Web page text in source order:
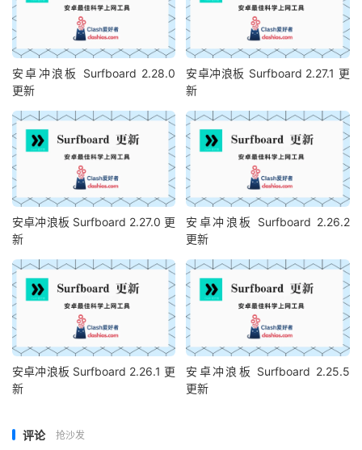
安卓冲浪板 Surfboard 2.28.0
更新
安卓冲浪板 Surfboard 2.27.1 更
新
安卓冲浪板 Surfboard 2.27.0 更
新
安卓冲浪板 Surfboard 2.26.2
更新
安卓冲浪板 Surfboard 2.26.1 更
新
安卓冲浪板 Surfboard 2.25.5
更新
评论 抢沙发